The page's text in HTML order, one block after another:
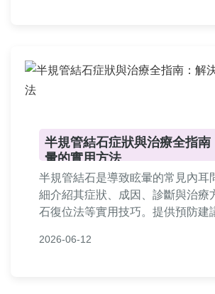
半規管結石症狀與治療全指南
暈的實用方法
半規管結石是導致眩暈的常見內耳
細介紹其症狀、成因、診斷與治療
石復位法等實用技巧。提供預防建
於專業知識和個人經驗，適合所有
2026-06-12